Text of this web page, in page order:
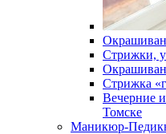
Стрижки,
Стрижка
Вечерние
Томске
Маникюр-